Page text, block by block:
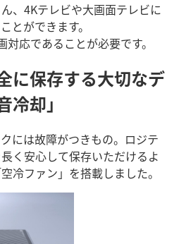
、4Kテレビや大画面テレビに
とができます。
応であることが必要です。
に保存する大切なデ
却」
には故障がつきもの。ロジテ
く安心して保存いただけるよ
冷ファン」を搭載しました。